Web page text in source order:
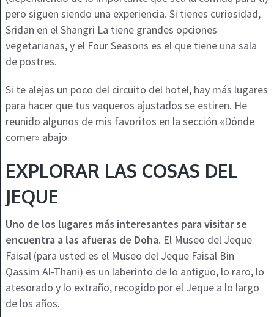
pero siguen siendo una experiencia. Si tienes curiosidad,
Sridan en el Shangri La tiene grandes opciones
vegetarianas, y el Four Seasons es el que tiene una sala
de postres.
Si te alejas un poco del circuito del hotel, hay más lugares
para hacer que tus vaqueros ajustados se estiren. He
reunido algunos de mis favoritos en la sección «Dónde
comer» abajo.
EXPLORAR LAS COSAS DEL
JEQUE
Uno de los lugares más interesantes para visitar se
encuentra a las afueras de Doha. El Museo del Jeque
Faisal (para usted es el Museo del Jeque Faisal Bin
Qassim Al-Thani) es un laberinto de lo antiguo, lo raro, lo
atesorado y lo extraño, recogido por el Jeque a lo largo
de los años.